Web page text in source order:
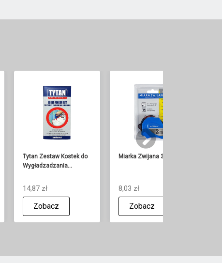
Tytan Zestaw Kostek do
Wygładzadzania...
14,87 zł
Zobacz
Miarka Zwijana 3m
8,03 zł
Zobacz